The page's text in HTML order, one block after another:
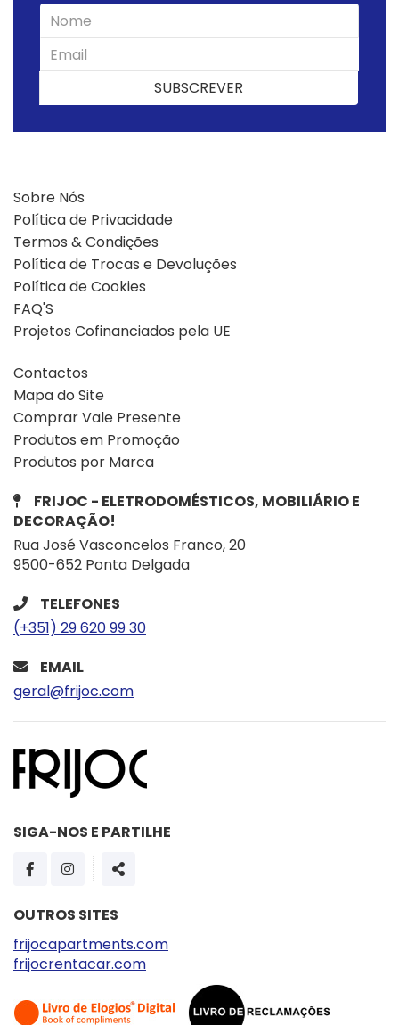
SUBSCREVERSUBSCREVER
Sobre Nós
Política de Privacidade
Termos & Condições
Política de Trocas e Devoluções
Política de Cookies
FAQ'S
Projetos Cofinanciados pela UE
Contactos
Mapa do Site
Comprar Vale Presente
Produtos em Promoção
Produtos por Marca
FRIJOC - ELETRODOMÉSTICOS, MOBILIÁRIO E
DECORAÇÃO!
Rua José Vasconcelos Franco, 20
9500-652 Ponta Delgada
TELEFONES
(+351) 29 620 99 30
EMAIL
geral@frijoc.com
SIGA-NOS E PARTILHE
PÁGINA DO FACEBOOK
PÁGINA DO INSTAGRAM
SHARE
OUTROS SITES
frijocapartments.com
frijocrentacar.com